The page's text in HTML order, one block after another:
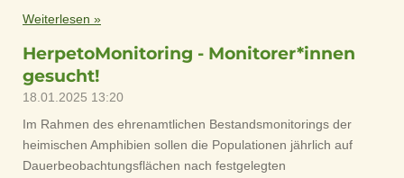
Weiterlesen »
HerpetoMonitoring - Monitorer*innen
gesucht!
18.01.2025 13:20
Im Rahmen des ehrenamtlichen Bestandsmonitorings der
heimischen Amphibien sollen die Populationen jährlich auf
Dauerbeobachtungsflächen nach festgelegten